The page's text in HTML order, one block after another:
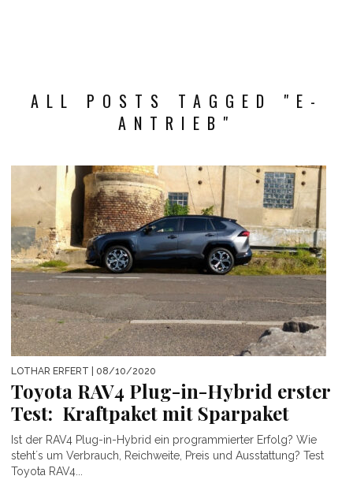
ALL POSTS TAGGED "E-
ANTRIEB"
LOTHAR ERFERT | 08/10/2020
Toyota RAV4 Plug-in-Hybrid erster
Test: Kraftpaket mit Sparpaket
Ist der RAV4 Plug-in-Hybrid ein programmierter Erfolg? Wie
steht´s um Verbrauch, Reichweite, Preis und Ausstattung? Test
Toyota RAV4...